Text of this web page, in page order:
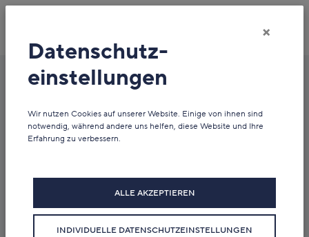
×
Datenschutz­
einstellungen
Wir nutzen Cookies auf unserer Website. Einige von ihnen sind
notwendig, während andere uns helfen, diese Website und Ihre
Erfahrung zu verbessern.
ALLE AKZEPTIEREN
INDIVIDUELLE DATENSCHUTZEINSTELLUNGEN